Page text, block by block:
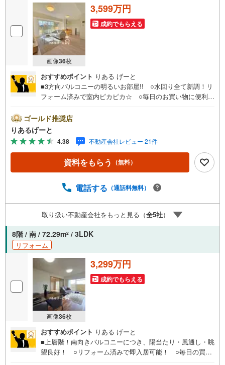
画像36枚
3,599万円
成約でもらえる
おすすめポイント りある げーと
■3方向バルコニーの明るいお部屋!! ○水回り全て新調！リ
フォーム済みで室内ピカピカ☆ ○毎日のお買い物に便利な
ール。周辺環境充実の好立地！■物件検討中のお客さま！ち
ょっと見学してみたいだけなどでも内覧可能です！売主さ
まの都合等で見学ができない場合がございます。お気軽に
「りあるげーと」までお問合わせ下さい！■「りあるげー
と」が選ばれるポイント！■年中休まず営業中！いつでも対
応致します！・営業時間:9:00～21:00上記の時間帯は、お
相談、承ります！■【無料送迎】「小さなお子さまをつれて
ご相談ください！営業スタッフがご自宅に伺って送迎致し
ます！【リフォーム相談】資格を持った専門スタッフがお
悩みに合わせてお話をうかがい、お客さまにぴったりの提
案を行います！■その他:物件相談、住宅ローン相談、ご質
問、気になること、何でもお気軽にご相談ください！
ゴールド推奨店
りあるげーと
4.38 不動産会社レビュー 21件
資料をもらう （無料）
電話する （通話料無料）
取り扱い不動産会社をもっと見る（全5社）
8階 / 南 / 72.29m2 / 3LDK
リフォーム
画像36枚
3,299万円
成約でもらえる
おすすめポイント りある げーと
■上層階！南向きバルコニーにつき、陽当たり・風通し・眺
望良好！ ○リフォーム済みで即入居可能！ ○毎日の買物